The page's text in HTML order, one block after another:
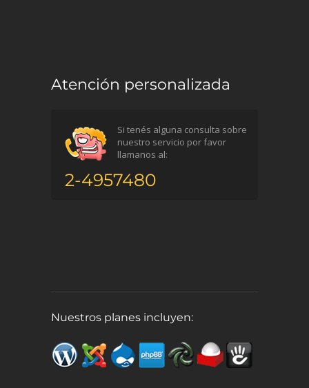
Atención personalizada
Si tenés alguna consulta sobre
nuestro servicio por favor
llamanos al:
2-4957480
Nuestros planes incluyen: